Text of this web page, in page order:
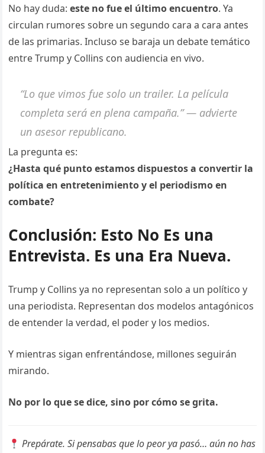
No hay duda:este no fue el último encuentro. Ya
circulan rumores sobre un segundo cara a cara antes
de las primarias. Incluso se baraja un debate temático
entre Trump y Collins con audiencia en vivo.
“Lo que vimos fue solo un trailer. La película
completa será en plena campaña.” — advierte
un asesor republicano.
La pregunta es:
¿Hasta qué punto estamos dispuestos a convertir la
política en entretenimiento y el periodismo en
combate?
Conclusión: Esto No Es una
Entrevista. Es una Era Nueva.
Trump y Collins ya no representan solo a un político y
una periodista. Representan dos modelos antagónicos
de entender la verdad, el poder y los medios.
Y mientras sigan enfrentándose, millones seguirán
mirando.
No por lo que se dice, sino por cómo se grita.
Prepárate. Si pensabas que lo peor ya pasó… aún no has